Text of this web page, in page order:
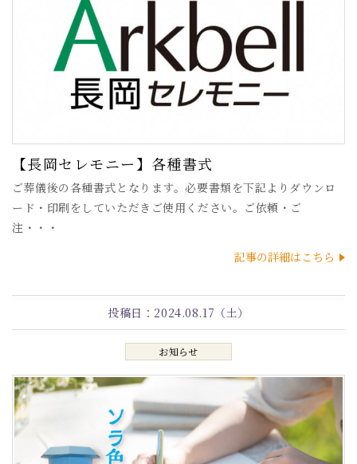
【長岡セレモニー】各種書式
ご葬儀後の各種書式となります。必要書類を下記よりダウンロ
ード・印刷をしていただきご使用ください。ご依頼・ご
注・・・
記事の詳細はこちら
お知らせ
投稿日： 2024.08.17（土）